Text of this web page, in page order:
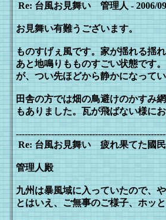
Re: 台風お見舞い 管理人 - 2006/
お見舞い有難うございます。
ものすげぇ風です。家が揺れる揺
あと地鳴りもものすごい状態です。
が、つい先ほどから静かになって
田舎の方では畑の鳥避けのかすみ
もありました。瓦が飛ばない様に
Re: 台風お見舞い 疲れ果てた國民
管理人殿
九州は暴風域に入っていたので、
とはいえ、ご無事のご様子、ホッ